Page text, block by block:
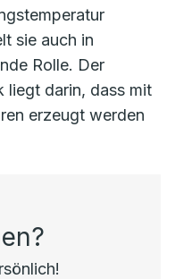
sie auch in
Rolle. Der
liegt darin, dass mit
erzeugt werden